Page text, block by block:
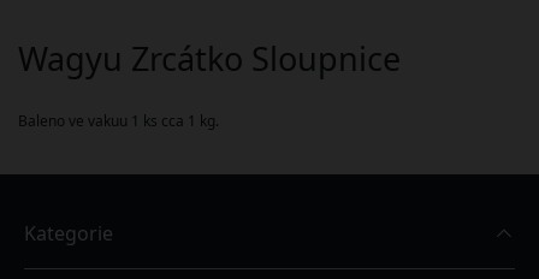
Baleno ve vakuu 1 ks cca 1 kg.
Wagyu Zrcátko Sloupnice
Kategorie